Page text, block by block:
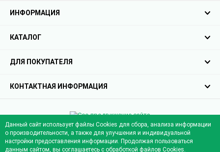
ИНФОРМАЦИЯ
КАТАЛОГ
ДЛЯ ПОКУПАТЕЛЯ
КОНТАКТНАЯ ИНФОРМАЦИЯ
Сео продвижение сайтаот компании Demis Group
© 2013 - 2024 Profil-mo.ru - Официальный сайт компании "Профиль-МО"
Данный сайт использует файлы Cookies для сбора, анализа информации
о производительности, а также для улучшения и индивидуальной
настройки предоставления информации. Продолжая пользоваться
данным сайтом, вы соглашаетесь с обработкой файлов Cookies.